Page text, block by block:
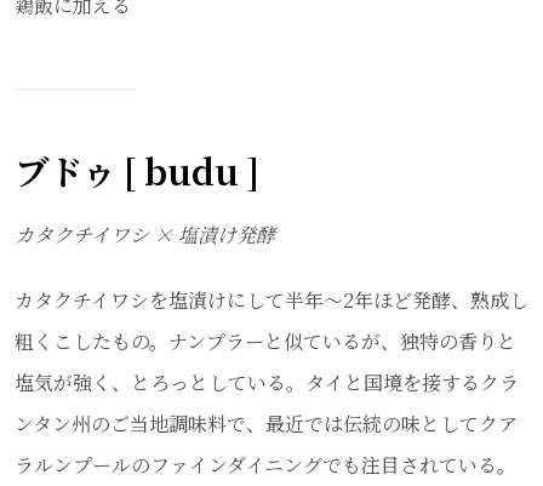
鶏飯に加える
ブドゥ [ budu ]
カタクチイワシ × 塩漬け発酵
カタクチイワシを塩漬けにして半年～2年ほど発酵、熟成し
粗くこしたもの。ナンプラーと似ているが、独特の香りと
塩気が強く、とろっとしている。タイと国境を接するクラ
ンタン州のご当地調味料で、最近では伝統の味としてクア
ラルンプールのファインダイニングでも注目されている。